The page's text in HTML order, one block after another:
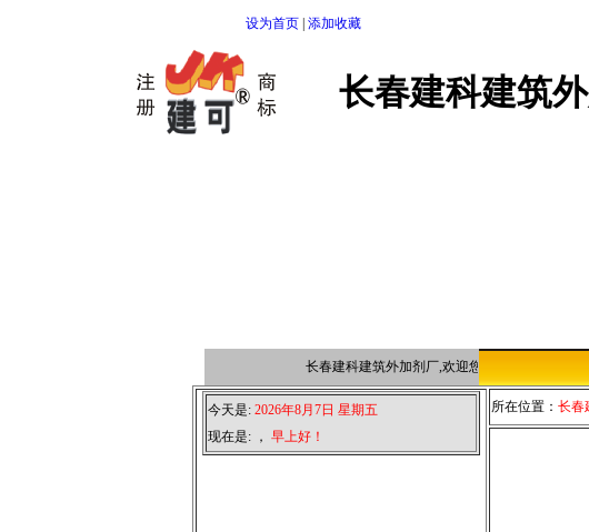
设为首页 添加收藏
长春建科建筑外加剂厂,欢迎您点击本站，我们将
长春建科建筑
今天是: 2026年8月7日 星期五
现在是: ， 早上好！
所在位置： 长春